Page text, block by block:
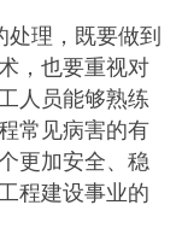
理，既要做到
，也要重视对
人员能够熟练
常见病害的有
更加安全、稳
程建设事业的